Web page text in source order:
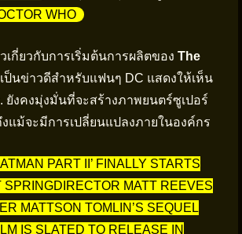
WHO
เกี่ยวกับการเริ่มต้นการผลิตของ The
เป็นข่าวดีสำหรับแฟนๆ DC แสดงให้เห็น
ยังคงมุ่งมั่นที่จะสร้างภาพยนตร์ซูเปอร์
แม้จะมีการเปลี่ยนแปลงภายในองค์กร
PART II’ FINALLY STARTS
SPRINGDIRECTOR MATT REEVES
MATTSON TOMLIN’S SEQUEL
IS SLATED TO RELEASE IN